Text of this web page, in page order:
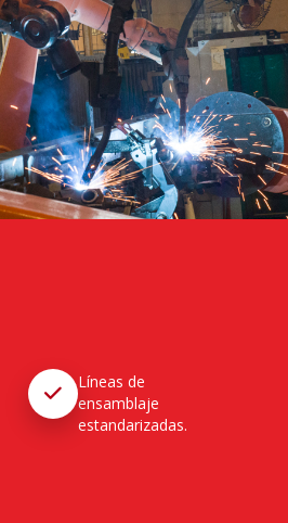
Líneas de
ensamblaje
estandarizadas.